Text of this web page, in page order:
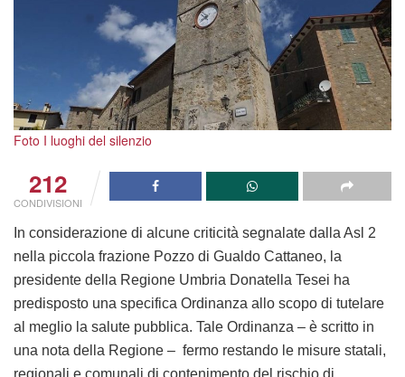
Foto I luoghi del silenzio
212
CONDIVISIONI
In considerazione di alcune criticità segnalate dalla Asl 2
nella piccola frazione Pozzo di Gualdo Cattaneo, la
presidente della Regione Umbria Donatella Tesei ha
predisposto una specifica Ordinanza allo scopo di tutelare
al meglio la salute pubblica. Tale Ordinanza – è scritto in
una nota della Regione – fermo restando le misure statali,